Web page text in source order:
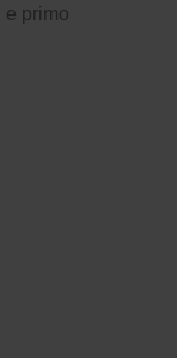
e primo